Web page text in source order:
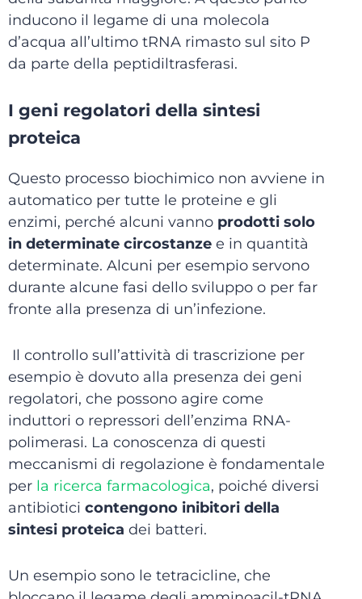
inducono il legame di una molecola
d’acqua all’ultimo tRNA rimasto sul sito P
da parte della peptidiltrasferasi.
I geni regolatori della sintesi
proteica
Questo processo biochimico non avviene in
automatico per tutte le proteine e gli
enzimi, perché alcuni vanno prodotti solo
in determinate circostanze e in quantità
determinate. Alcuni per esempio servono
durante alcune fasi dello sviluppo o per far
fronte alla presenza di un’infezione.
Il controllo sull’attività di trascrizione per
esempio è dovuto alla presenza dei geni
regolatori, che possono agire come
induttori o repressori dell’enzima RNA-
polimerasi. La conoscenza di questi
meccanismi di regolazione è fondamentale
per la ricerca farmacologica, poiché diversi
antibiotici contengono inibitori della
sintesi proteica dei batteri.
Un esempio sono le tetracicline, che